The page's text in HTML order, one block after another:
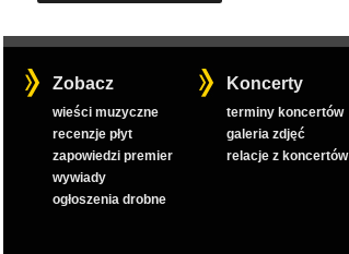
Zobacz
wieści muzyczne
recenzje płyt
zapowiedzi premier
wywiady
ogłoszenia drobne
Koncerty
terminy koncertów
galeria zdjęć
relacje z koncertów